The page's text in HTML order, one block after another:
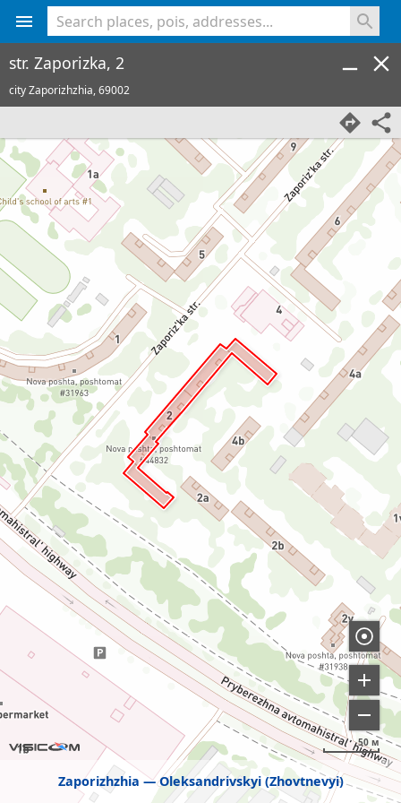
Zaporizhzhia Oleksandrivskyi (Zhovtnevyi)
50 м
str. Zaporizka, 2
city Zaporizhzhia,69002
<% console.log(hcard) %>